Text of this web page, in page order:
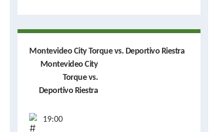
Montevideo City Torque vs. Deportivo Riestra
Montevideo City
Torque vs.
Deportivo Riestra
19:00